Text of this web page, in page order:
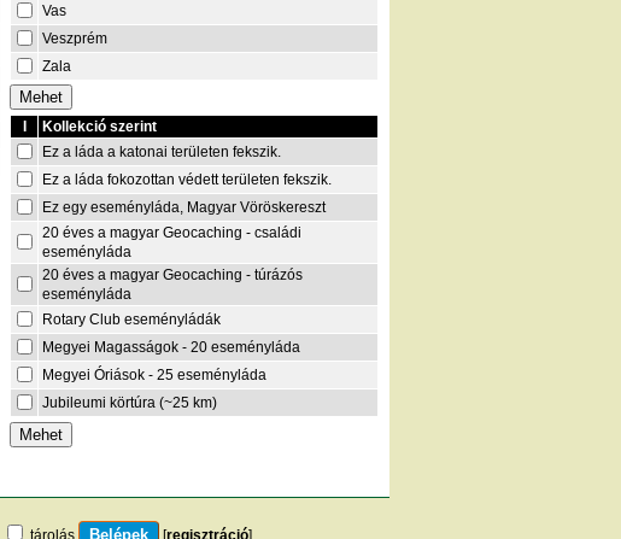
Vas
Veszprém
Zala
Kollekció szerint
Ez a láda a katonai területen fekszik.
Ez a láda fokozottan védett területen fekszik.
Ez egy eseményláda, Magyar Vöröskereszt
20 éves a magyar Geocaching - családi
eseményláda
20 éves a magyar Geocaching - túrázós
eseményláda
Rotary Club eseményládák
Megyei Magasságok - 20 eseményláda
Megyei Óriások - 25 eseményláda
Jubileumi körtúra (~25 km)
tárolás [regisztráció]